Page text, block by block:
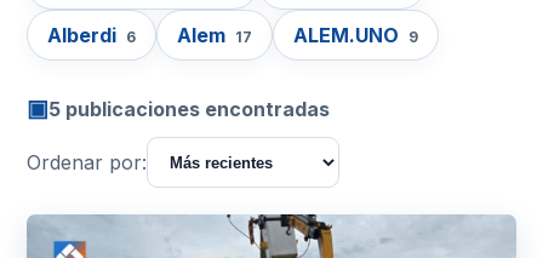
Alberdi 6 Alem 17 ALEM.UNO 9
▣5 publicaciones encontradas
Ordenar por: